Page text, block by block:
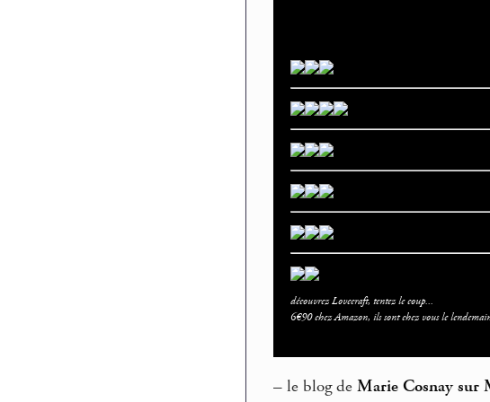
découvrez Lovecraft, tentez le coup...
6€90 chez Amazon, ils sont chez vous le
– le blog de Marie Cosnay sur